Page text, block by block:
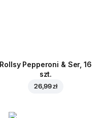
Rollsy Pepperoni & Ser, 16
szt.
26,99 zł